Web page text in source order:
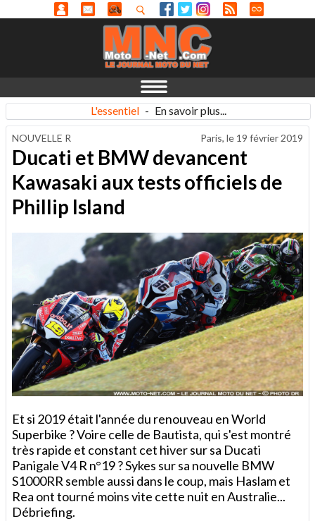
L'essentiel - En savoir plus...
NOUVELLE R Paris, le 19 février 2019
Ducati et BMW devancent
Kawasaki aux tests officiels de
Phillip Island
Et si 2019 était l'année du renouveau en World
Superbike ? Voire celle de Bautista, qui s'est montré
très rapide et constant cet hiver sur sa Ducati
Panigale V4 R n°19 ? Sykes sur sa nouvelle BMW
S1000RR semble aussi dans le coup, mais Haslam et
Rea ont tourné moins vite cette nuit en Australie...
Débriefing.